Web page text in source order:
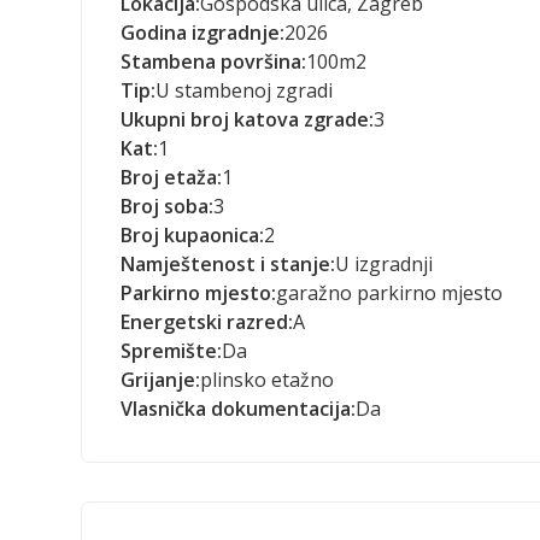
Godina izgradnje:2026
Stambena površina:100m2
Tip:U stambenoj zgradi
Ukupni broj katova zgrade:3
Kat:1
Broj etaža:1
Broj soba:3
Broj kupaonica:2
Namještenost i stanje:U izgradnji
Parkirno mjesto:garažno parkirno mjesto
Energetski razred:A
Spremište:Da
Grijanje:plinsko etažno
Vlasnička dokumentacija:Da